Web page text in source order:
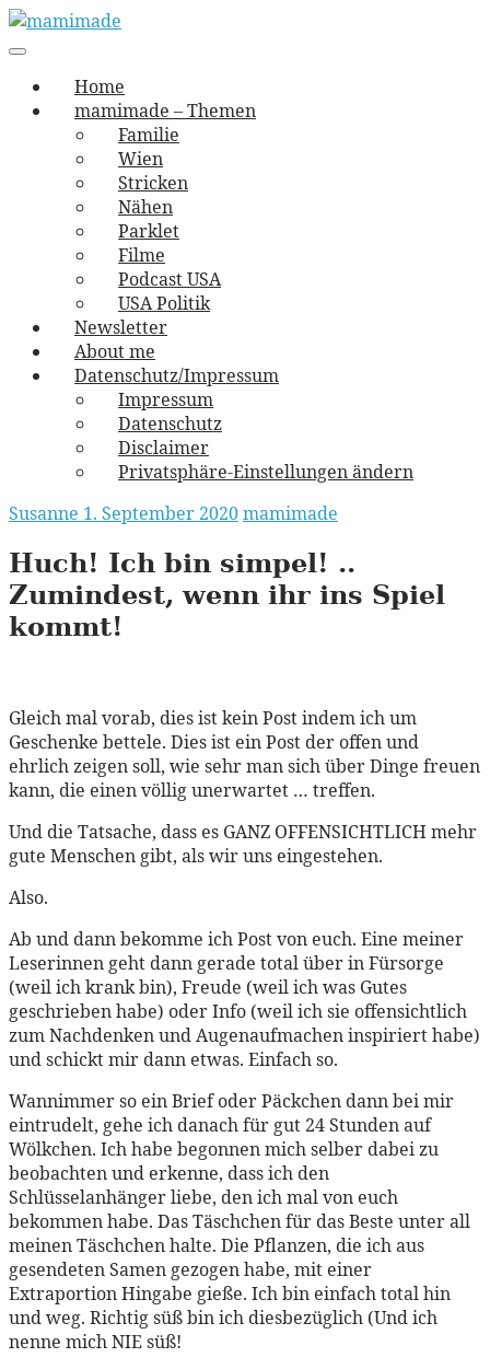
Skip
to
mamimade
vernäht und zugetextet
navigation
Menu
Home
mamimade – Themen
Familie
Wien
Stricken
Nähen
Parklet
Filme
Podcast USA
USA Politik
Newsletter
About me
Datenschutz/Impressum
Impressum
Datenschutz
Disclaimer
Privatsphäre-Einstellungen ändern
Susanne 1. September 2020mamimade
Huch! Ich bin simpel! ..
Zumindest, wenn ihr ins Spiel
kommt!
Gleich mal vorab, dies ist kein Post indem ich um
Geschenke bettele. Dies ist ein Post der offen und
ehrlich zeigen soll, wie sehr man sich über Dinge freuen
kann, die einen völlig unerwartet … treffen.
Und die Tatsache, dass es GANZ OFFENSICHTLICH mehr
gute Menschen gibt, als wir uns eingestehen.
Also.
Ab und dann bekomme ich Post von euch. Eine meiner
Leserinnen geht dann gerade total über in Fürsorge
(weil ich krank bin), Freude (weil ich was Gutes
geschrieben habe) oder Info (weil ich sie offensichtlich
zum Nachdenken und Augenaufmachen inspiriert habe)
und schickt mir dann etwas. Einfach so.
Wannimmer so ein Brief oder Päckchen dann bei mir
eintrudelt, gehe ich danach für gut 24 Stunden auf
Wölkchen. Ich habe begonnen mich selber dabei zu
beobachten und erkenne, dass ich den
Schlüsselanhänger liebe, den ich mal von euch
bekommen habe. Das Täschchen für das Beste unter all
meinen Täschchen halte. Die Pflanzen, die ich aus
gesendeten Samen gezogen habe, mit einer
Extraportion Hingabe gieße. Ich bin einfach total hin
und weg. Richtig süß bin ich diesbezüglich (Und ich
nenne mich NIE süß!